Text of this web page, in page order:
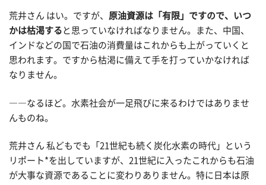
荒井さん はい。ですが、 原油資源は「有限」ですので、いつ
かは枯渇する と思っていなければなりません。また、中国、
インドなどの国で石油の消費量はこれからも上がっていくと
思われます。ですから枯渇に備えて手を打っていかなければ
なりません。
――なるほど。水素社会が一足飛びに来るわけではありませ
んものね。
荒井さん 私どもでも「21世紀も続く炭化水素の時代」という
リポート*を出していますが、21世紀に入ったこれからも石油
が大事な資源であることに変わりありません。特に日本は原